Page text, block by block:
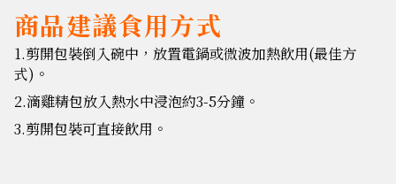
商品建議食用方式
1.剪開包裝倒入碗中，放置電鍋或微波加熱飲用(最佳方
式)。
2.滴雞精包放入熱水中浸泡約3-5分鐘。
3.剪開包裝可直接飲用。